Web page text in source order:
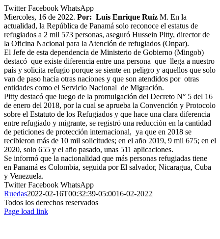
TwitterFacebook WhatsApp
Miercoles, 16 de 2022. Por: Luis Enrique Ruíz M. En la
actualidad, la República de Panamá solo reconoce el estatus de
refugiados a 2 mil 573 personas, aseguró Hussein Pitty, director de
la Oficina Nacional para la Atención de refugiados (Onpar).
El Jefe de esta dependencia de Ministerio de Gobierno (Mingob)
destacó que existe diferencia entre una persona que llega a nuestro
país y solicita refugio porque se siente en peligro y aquellos que solo
van de paso hacia otras naciones y que son atendidos por otras
entidades como el Servicio Nacional de Migración.
Pitty destacó que luego de la promulgación del Decreto N° 5 del 16
de enero del 2018, por la cual se aprueba la Convención y Protocolo
sobre el Estatuto de los Refugiados y que hace una clara diferencia
entre refugiado y migrante, se registró una reducción en la cantidad
de peticiones de protección internacional, ya que en 2018 se
recibieron más de 10 mil solicitudes; en el año 2019, 9 mil 675; en el
2020, solo 655 y el año pasado, unas 511 aplicaciones.
Se informó que la nacionalidad que más personas refugiadas tiene
en Panamá es Colombia, seguida por El salvador, Nicaragua, Cuba
y Venezuela.
TwitterFacebook WhatsApp
Ruedas2022-02-16T00:32:39-05:0016-02-2022|
Todos los derechos reservados
Page load link